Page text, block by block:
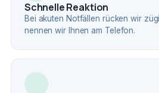
Schnelle Reaktion
Bei akuten Notfällen rücken wir
nennen wir Ihnen am Telefon.